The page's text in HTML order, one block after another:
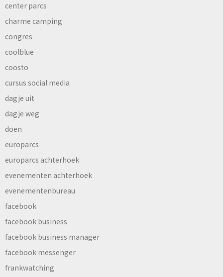
center parcs
charme camping
congres
coolblue
coosto
cursus social media
dagje uit
dagje weg
doen
europarcs
europarcs achterhoek
evenementen achterhoek
evenementenbureau
facebook
facebook business
facebook business manager
facebook messenger
frankwatching